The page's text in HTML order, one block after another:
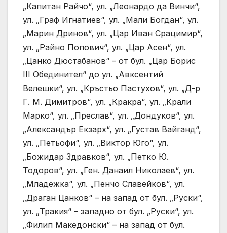
„Капитан Райчо“, ул. „Леонардо да Винчи“,
ул. „Граф Игнатиев“, ул. „Мали Богдан“, ул.
„Марин Дринов“, ул. „Цар Иван Срацимир“,
ул. „Райно Попович“, ул. „Цар Асен“, ул.
„Цанко Дюстабанов“ – от бул. „Цар Борис
III Обединител“ до ул. „Авксентий
Велешки“, ул. „Кръстьо Пастухов“, ул. „Д-р
Г. М. Димитров“, ул. „Кракра“, ул. „Крали
Марко“, ул. „Преслав“, ул. „Дондуков“, ул.
„Александър Екзарх“, ул. „Густав Вайганд“,
ул. „Петьофи“, ул. „Виктор Юго“, ул.
„Божидар Здравков“, ул. „Петко Ю.
Тодоров“, ул. „Ген. Данаил Николаев“, ул.
„Младежка“, ул. „Пенчо Славейков“, ул.
„Драган Цанков“ – на запад от бул. „Руски“,
ул. „Тракия“ – западно от бул. „Руски“, ул.
„Филип Македонски“ – на запад от бул.